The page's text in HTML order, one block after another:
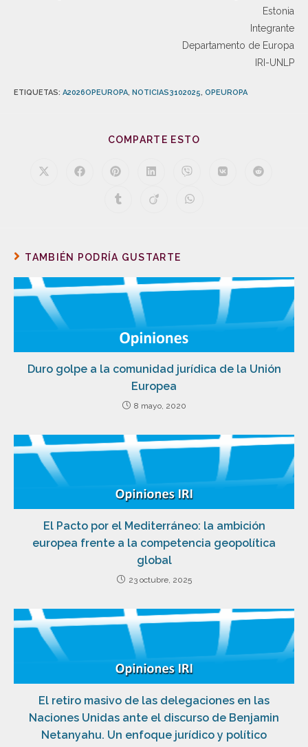
Estonia
Integrante
Departamento de Europa
IRI-UNLP
ETIQUETAS: A2026OPEUROPA, NOTICIAS3102025, OPEUROPA
COMPARTE ESTO
TAMBIÉN PODRÍA GUSTARTE
Duro golpe a la comunidad jurídica de la Unión
Europea
8 mayo, 2020
El Pacto por el Mediterráneo: la ambición
europea frente a la competencia geopolítica
global
23 octubre, 2025
El retiro masivo de las delegaciones en las
Naciones Unidas ante el discurso de Benjamin
Netanyahu. Un enfoque jurídico y político